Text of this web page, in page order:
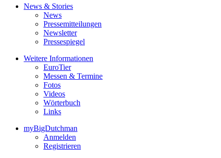
News & Stories
News
Pressemitteilungen
Newsletter
Pressespiegel
Weitere Informationen
EuroTier
Messen & Termine
Fotos
Videos
Wörterbuch
Links
myBigDutchman
Anmelden
Registrieren